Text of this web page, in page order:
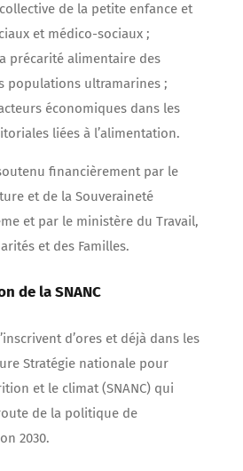
de la petite enfance et
et médico-sociaux ;
précarité alimentaire des
populations ultramarines ;
économiques dans les
liées à l’alimentation.
financièrement par le
et de la Souveraineté
et par le ministère du Travail,
et des Familles.
de la SNANC
d’ores et déjà dans les
Stratégie nationale pour
et le climat (SNANC) qui
de la politique de
2030.